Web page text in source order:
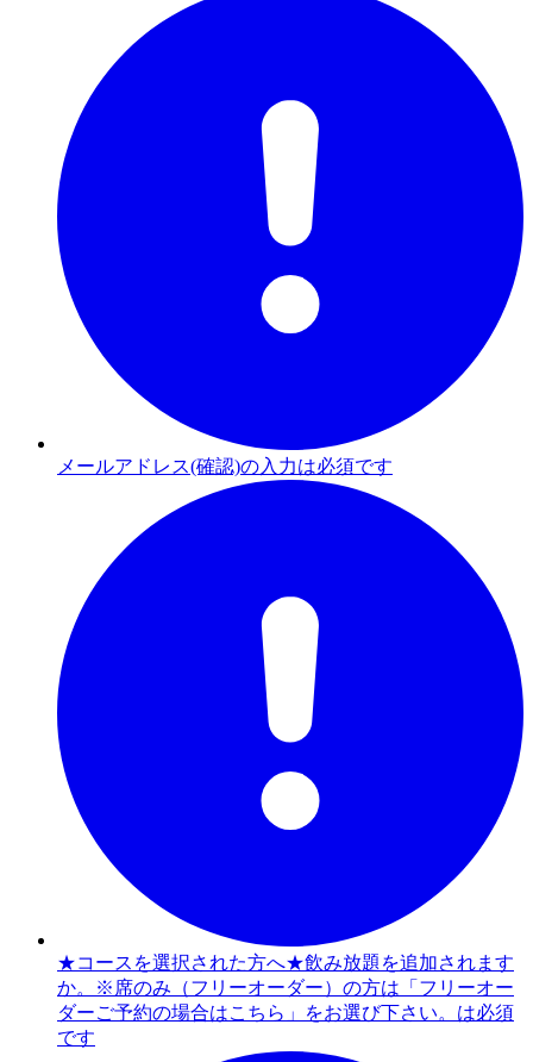
メールアドレス(確認)の入力は必須です
★コースを選択された方へ★飲み放題を追加されます
か。※席のみ（フリーオーダー）の方は「フリーオー
ダーご予約の場合はこちら」をお選び下さい。は必須
です